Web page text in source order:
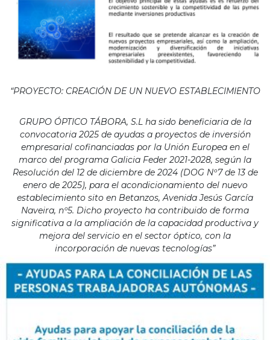
“PROYECTO: CREACIÓN DE UN NUEVO ESTABLECIMIENTO
GRUPO ÓPTICO TÁBORA, S.L ha sido beneficiaria de la
convocatoria 2025 de ayudas a proyectos de inversión
empresarial cofinanciadas por la Unión Europea en el
marco del programa Galicia Feder 2021-2028, según la
Resolución del 12 de diciembre de 2024 (DOG Nº7 de 13 de
enero de 2025), para el acondicionamiento del nuevo
establecimiento sito en Betanzos, Avenida Jesús García
Naveira, nº5. Dicho proyecto ha contribuido de forma
significativa a la ampliación de la capacidad productiva y
mejora del servicio en el sector óptico, con la
incorporación de nuevas tecnologías”